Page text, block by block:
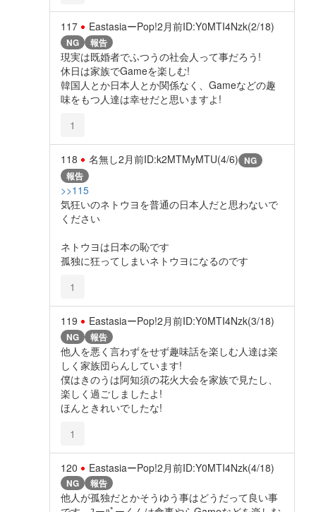
117 EastasiaーPop!2月前ID:Y0MTI4Nzk(2/18)
NG 報告
現実は既婚者でふつうの社会人って事だろう!
休日は家族でGameを楽しむ!
韓国人とか日本人とか関係なく、Gameなどの趣
味をもつ人達は幸せだと思いますよ!
1
118 名無し2月前ID:k2MTMyMTU(4/6) NG
報告
>>115
気狂いのネトウヨを普通の日本人だと思わないで
ください
ネトウヨは日本の恥です
孤独に狂ってしまいネトウヨになるのです
1
119 EastasiaーPop!2月前ID:Y0MTI4Nzk(3/18)
NG 報告
他人を悪く言わずをせず趣味話を楽しむ人達は楽
しく家族団らんしています!
僕はきのうは阿知須の花火大会を家族で見たし、
楽しく過ごしましたよ!
ほんときれいでしたな!
1
120 EastasiaーPop!2月前ID:Y0MTI4Nzk(4/18)
NG 報告
他人が孤独だとかそうゆう事はどうだって良い事